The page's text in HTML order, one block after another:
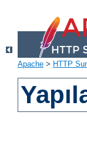
Apache > HTTP